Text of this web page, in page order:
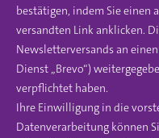
bestätigen, indem Sie einen
versandten Link anklicken.
Newsletterversands an
Dienst „Brevo“)
verpflichtet haben.
Ihre Einwilligung in die
Datenverarbeitung können